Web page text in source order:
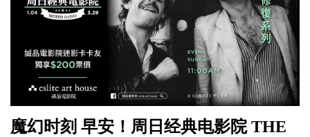
魔幻时刻 早安！周日经典电影院 THE